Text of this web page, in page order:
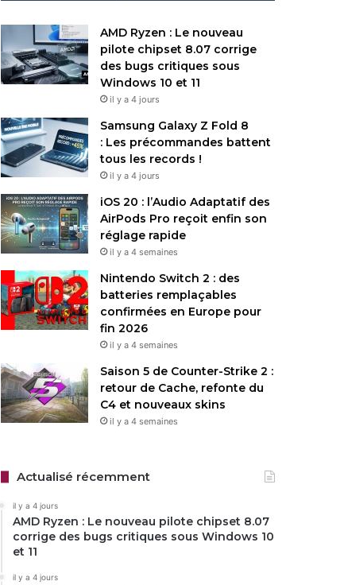
AMD Ryzen : Le nouveau
pilote chipset 8.07 corrige
des bugs critiques sous
Windows 10 et 11
il y a 4 jours
Samsung Galaxy Z Fold 8
: Les précommandes battent
tous les records !
il y a 4 jours
iOS 20 : l’Audio Adaptatif des
AirPods Pro reçoit enfin son
réglage rapide
il y a 4 semaines
Nintendo Switch 2 : des
batteries remplaçables
confirmées en Europe pour
fin 2026
il y a 4 semaines
Saison 5 de Counter-Strike 2 :
retour de Cache, refonte du
C4 et nouveaux skins
il y a 4 semaines
Actualisé récemment
il y a 4 jours
AMD Ryzen : Le nouveau pilote chipset 8.07
corrige des bugs critiques sous Windows 10
et 11
il y a 4 jours